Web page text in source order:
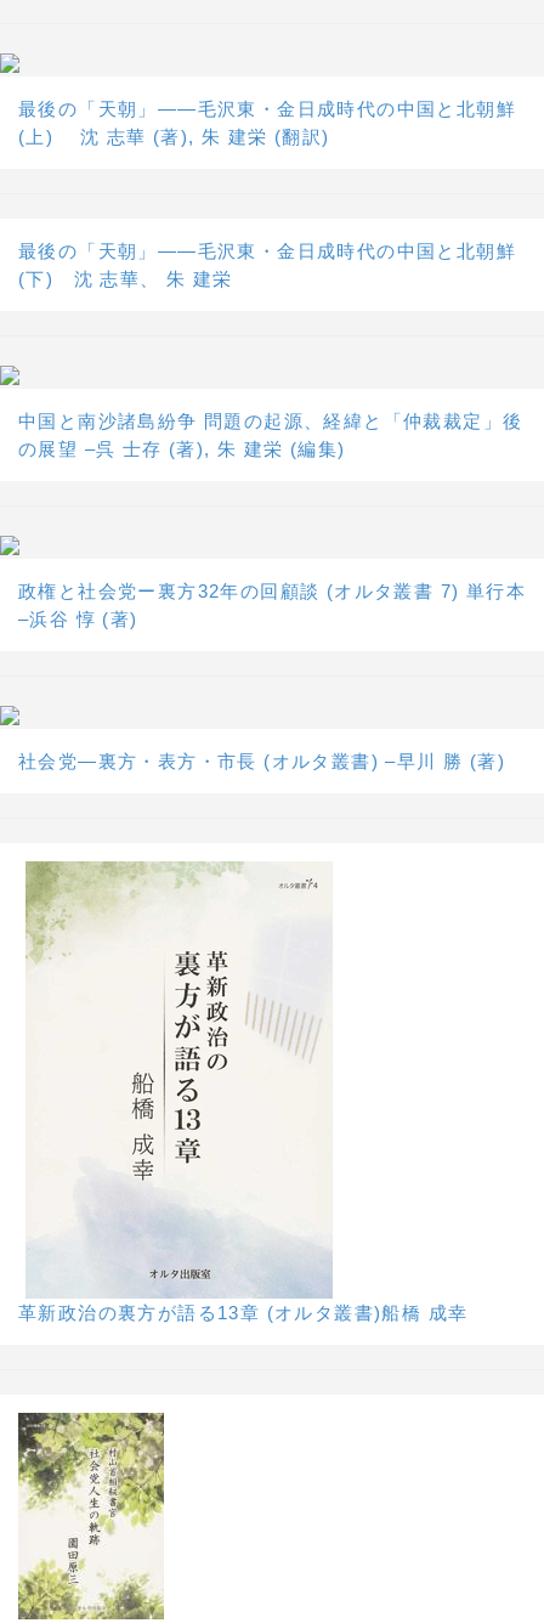
最後の「天朝」――毛沢東・金日成時代の中国と北朝鮮
(上) 沈 志華 (著), 朱 建栄 (翻訳)
最後の「天朝」――毛沢東・金日成時代の中国と北朝鮮
(下) 沈 志華、 朱 建栄
中国と南沙諸島紛争 問題の起源、経緯と「仲裁裁定」後
の展望 –呉 士存 (著), 朱 建栄 (編集)
政権と社会党ー裏方32年の回顧談 (オルタ叢書 7) 単行本
–浜谷 惇 (著)
社会党―裏方・表方・市長 (オルタ叢書) –早川 勝 (著)
革新政治の裏方が語る13章 (オルタ叢書)船橋 成幸